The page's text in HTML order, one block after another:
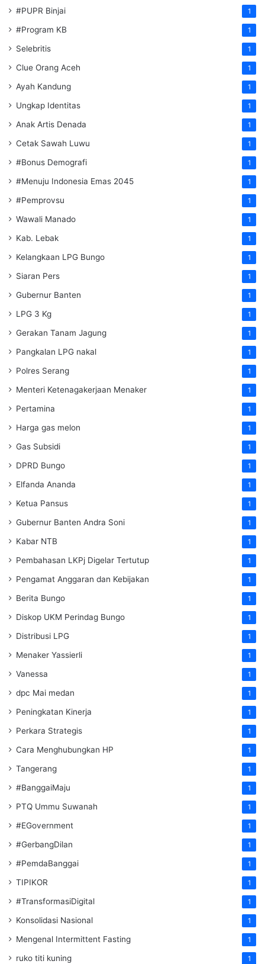
#PUPR Binjai 1
#Program KB 1
Selebritis 1
Clue Orang Aceh 1
Ayah Kandung 1
Ungkap Identitas 1
Anak Artis Denada 1
Cetak Sawah Luwu 1
#Bonus Demografi 1
#Menuju Indonesia Emas 2045 1
#Pemprovsu 1
Wawali Manado 1
Kab. Lebak 1
Kelangkaan LPG Bungo 1
Siaran Pers 1
Gubernur Banten 1
LPG 3 Kg 1
Gerakan Tanam Jagung 1
Pangkalan LPG nakal 1
Polres Serang 1
Menteri Ketenagakerjaan Menaker 1
Pertamina 1
Harga gas melon 1
Gas Subsidi 1
DPRD Bungo 1
Elfanda Ananda 1
Ketua Pansus 1
Gubernur Banten Andra Soni 1
Kabar NTB 1
Pembahasan LKPj Digelar Tertutup 1
Pengamat Anggaran dan Kebijakan 1
Berita Bungo 1
Diskop UKM Perindag Bungo 1
Distribusi LPG 1
Menaker Yassierli 1
Vanessa 1
dpc Mai medan 1
Peningkatan Kinerja 1
Perkara Strategis 1
Cara Menghubungkan HP 1
Tangerang 1
#BanggaiMaju 1
PTQ Ummu Suwanah 1
#EGovernment 1
#GerbangDilan 1
#PemdaBanggai 1
TIPIKOR 1
#TransformasiDigital 1
Konsolidasi Nasional 1
Mengenal Intermittent Fasting 1
ruko titi kuning 1